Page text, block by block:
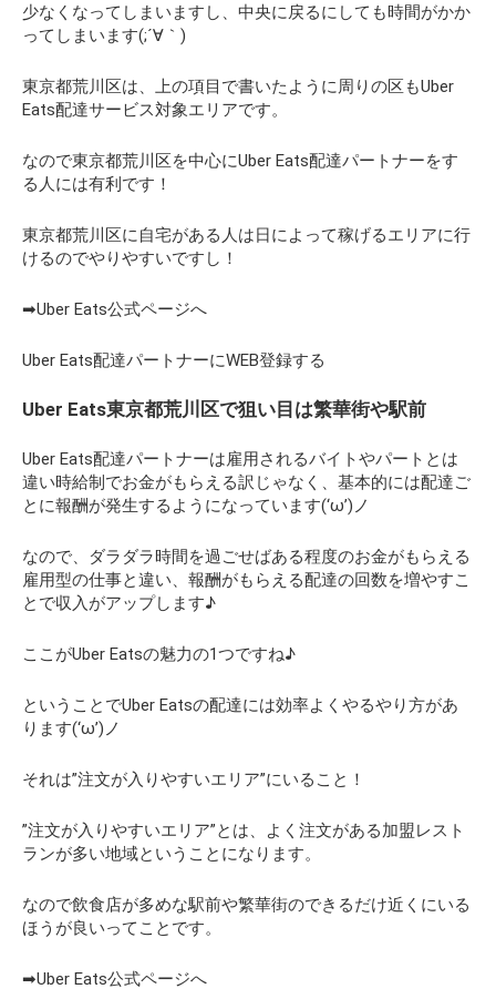
少なくなってしまいますし、中央に戻るにしても時間がかか
ってしまいます(;´∀｀)
東京都荒川区は、上の項目で書いたように周りの区もUber
Eats配達サービス対象エリアです。
なので東京都荒川区を中心にUber Eats配達パートナーをす
る人には有利です！
東京都荒川区に自宅がある人は日によって稼げるエリアに行
けるのでやりやすいですし！
➡Uber Eats公式ページへ
Uber Eats配達パートナーにWEB登録する
Uber Eats東京都荒川区で狙い目は繁華街や駅前
Uber Eats配達パートナーは雇用されるバイトやパートとは
違い時給制でお金がもらえる訳じゃなく、基本的には配達ご
とに報酬が発生するようになっています(‘ω’)ノ
なので、ダラダラ時間を過ごせばある程度のお金がもらえる
雇用型の仕事と違い、報酬がもらえる配達の回数を増やすこ
とで収入がアップします♪
ここがUber Eatsの魅力の1つですね♪
ということでUber Eatsの配達には効率よくやるやり方があ
ります(‘ω’)ノ
それは”注文が入りやすいエリア”にいること！
”注文が入りやすいエリア”とは、よく注文がある加盟レスト
ランが多い地域ということになります。
なので飲食店が多めな駅前や繁華街のできるだけ近くにいる
ほうが良いってことです。
➡Uber Eats公式ページへ